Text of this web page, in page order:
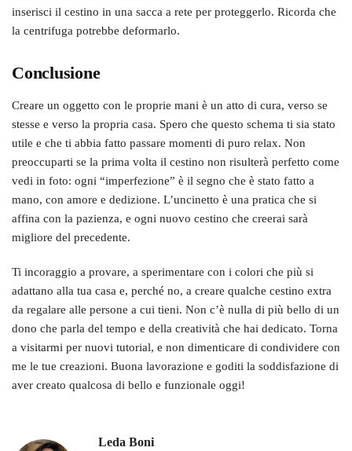
inserisci il cestino in una sacca a rete per proteggerlo. Ricorda che
la centrifuga potrebbe deformarlo.
Conclusione
Creare un oggetto con le proprie mani è un atto di cura, verso se
stesse e verso la propria casa. Spero che questo schema ti sia stato
utile e che ti abbia fatto passare momenti di puro relax. Non
preoccuparti se la prima volta il cestino non risulterà perfetto come
vedi in foto: ogni “imperfezione” è il segno che è stato fatto a
mano, con amore e dedizione. L’uncinetto è una pratica che si
affina con la pazienza, e ogni nuovo cestino che creerai sarà
migliore del precedente.
Ti incoraggio a provare, a sperimentare con i colori che più si
adattano alla tua casa e, perché no, a creare qualche cestino extra
da regalare alle persone a cui tieni. Non c’è nulla di più bello di un
dono che parla del tempo e della creatività che hai dedicato. Torna
a visitarmi per nuovi tutorial, e non dimenticare di condividere con
me le tue creazioni. Buona lavorazione e goditi la soddisfazione di
aver creato qualcosa di bello e funzionale oggi!
Leda Boni